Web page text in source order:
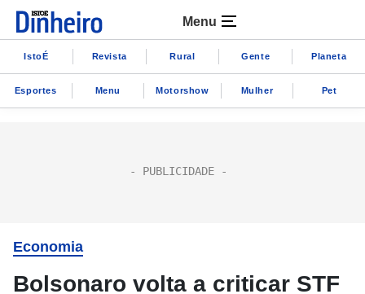
Menu
IstoÉ Revista Rural Gente Planeta
Esportes Menu Motorshow Mulher Pet
Economia
Bolsonaro volta a criticar STF